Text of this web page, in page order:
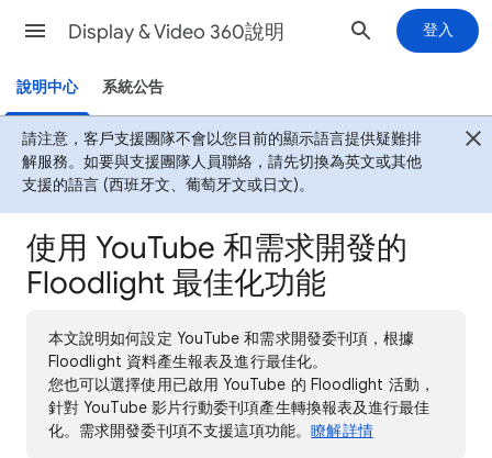
Display & Video 360說明 登入
說明中心 系統公告
請注意，客戶支援團隊不會以您目前的顯示語言提供疑難排
解服務。如要與支援團隊人員聯絡，請先切換為英文或其他
支援的語言 (西班牙文、葡萄牙文或日文)。
使用 YouTube 和需求開發的
Floodlight 最佳化功能
本文說明如何設定 YouTube 和需求開發委刊項，根據
Floodlight 資料產生報表及進行最佳化。
您也可以選擇使用已啟用 YouTube 的 Floodlight 活動，
針對 YouTube 影片行動委刊項產生轉換報表及進行最佳
化。需求開發委刊項不支援這項功能。瞭解詳情